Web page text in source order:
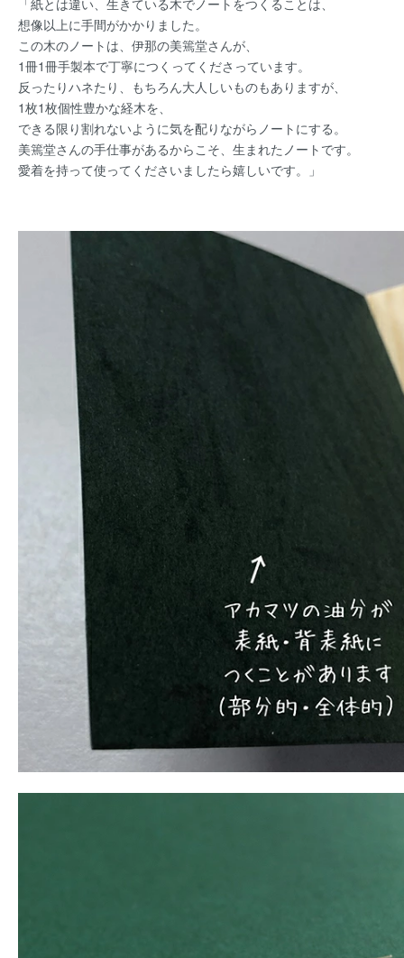
「紙とは違い、生きている木でノートをつくることは、
想像以上に手間がかかりました。
この木のノートは、伊那の美篶堂さんが、
1冊1冊手製本で丁寧につくってくださっています。
反ったりハネたり、もちろん大人しいものもありますが、
1枚1枚個性豊かな経木を、
できる限り割れないように気を配りながらノートにする。
美篶堂さんの手仕事があるからこそ、生まれたノートです。
愛着を持って使ってくださいましたら嬉しいです。」